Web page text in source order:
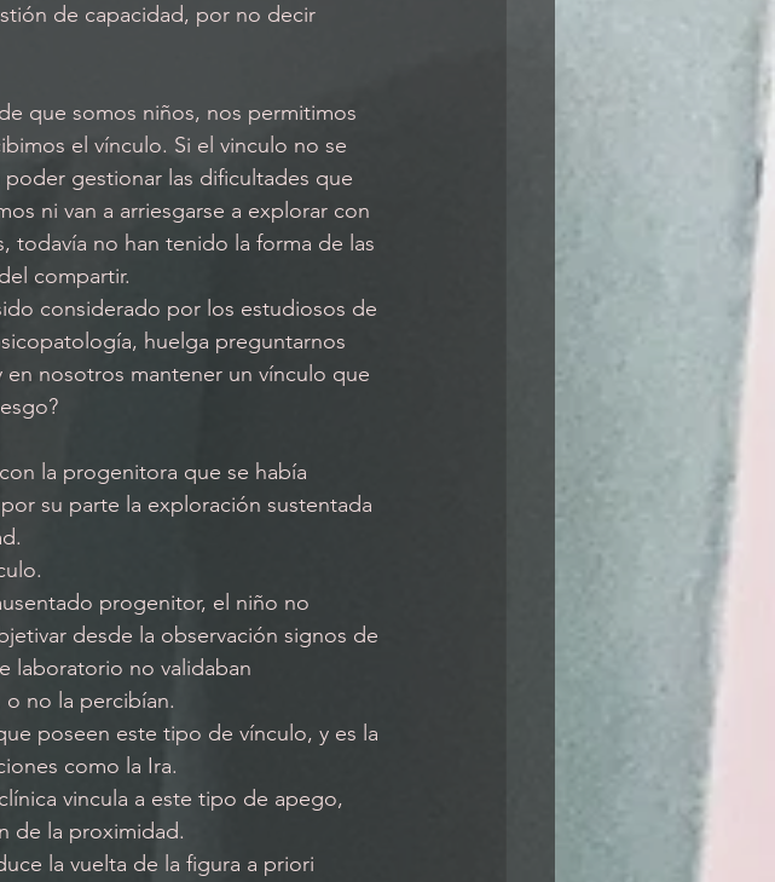
de capacidad, por no decir
que somos niños, nos permitimos
el vínculo. Si el vinculo no se
gestionar las dificultades que
ni van a arriesgarse a explorar con
todavía no han tenido la forma de las
compartir.
huelga preguntarnos
nosotros mantener un vínculo que
la progenitora que se había
su parte la exploración sustentada
progenitor, el niño no
desde la observación signos de
laboratorio no validaban
no la percibían.
poseen este tipo de vínculo, y es la
como la Ira.
vincula a este tipo de apego,
de la proximidad.
la vuelta de la figura a priori